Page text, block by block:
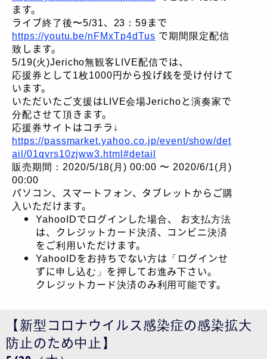
ます。
ライブ終了後〜5/31、23：59まで
https://youtu.be/nFMxTp4dTus で期間限定配信
致します。
5/19(火)Jericho無観客LIVE配信では、
応援券として1枚1000円から投げ銭を受け付けて
います。
いただいたご支援はLIVE会場Jerichoと演奏家で
分配させて頂きます。
応援券サイトはコチラ↓
https://passmarket.yahoo.co.jp/event/show/det
ail/01qvrs10zjww3.html#detail
販売期間：2020/5/18(月) 00:00 〜 2020/6/1(月)
00:00
パソコン、スマートフォン、タブレットからご購
入いただけます。
YahooIDでログインした場合、 お支払方法
は、クレジットカード決済、コンビニ決済
をご利用いただけます。
YahooIDをお持ちでない方は「ログインせ
ずに申し込む」を押してお進み下さい。
クレジットカード決済のみ利用可能です。
【新型コロナウイルス感染症の感染拡大
防止のため中止】